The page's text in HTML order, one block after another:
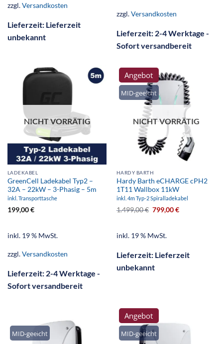
zzgl.Versandkosten
Lieferzeit: Lieferzeit
unbekannt
zzgl.Versandkosten
Lieferzeit: 2-4 Werktage -
Sofort versandbereit
NICHT VORRÄTIG
LADEKABEL
GreenCell Ladekabel Typ2 –
32A – 22kW – 3-Phasig – 5m
inkl. Transporttasche
199,00€
inkl. 19 % MwSt.
zzgl.Versandkosten
Lieferzeit: 2-4 Werktage -
Sofort versandbereit
MID-geeicht
Angebot
NICHT VORRÄTIG
HARDY BARTH
Hardy Barth eCHARGE cPH2
1T11 Wallbox 11kW
inkl. 4m Typ-2 Spiralladekabel
1.499,00€ 799,00€
inkl. 19 % MwSt.
Lieferzeit: Lieferzeit
unbekannt
MID-geeicht MID-geeicht
Angebot